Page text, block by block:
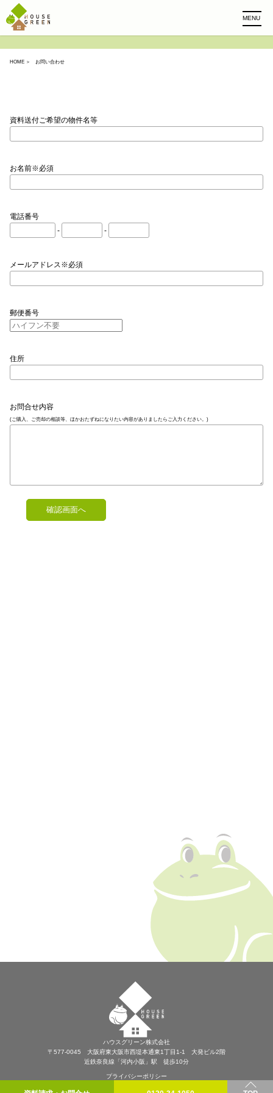
MENU
HOME ＞ お問い合わせ
資料送付ご希望の物件名等
お名前※必須
電話番号
-
-
メールアドレス※必須
郵便番号
住所
お問合せ内容
(ご購入、ご売却の相談等、ほかおたずねになりたい内容がありましたらご入力ください。)
ハウスグリーン株式会社
〒577-0045 大阪府東大阪市西堤本通東1丁目1-1 大発ビル2階
近鉄奈良線「河内小阪」駅 徒歩10分
プライバシーポリシー